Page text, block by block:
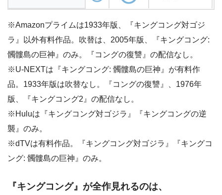
※Amazonプライムは1933年版、『キングコング対ゴジ
ラ』以外有料作品。吹替は、2005年版、『キングコング:
髑髏島の巨神』のみ。『コングの復讐』の配信なし。
※U-NEXTは『キングコング: 髑髏島の巨神』が有料作
品。1933年版は吹替なし。『コングの復讐』、1976年
版、『キングコング2』の配信なし。
※Huluは『キングコング対ゴジラ』『キングコングの逆
襲』のみ。
※dTVは有料作品。『キングコング対ゴジラ』『キングコ
ング: 髑髏島の巨神』のみ。
『キングコング』 が全作見れるのは、